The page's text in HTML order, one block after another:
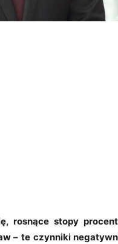
rosnące stopy
– te czynniki